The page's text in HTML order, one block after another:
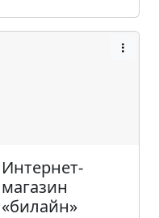
Интернет-
магазин
«билайн»